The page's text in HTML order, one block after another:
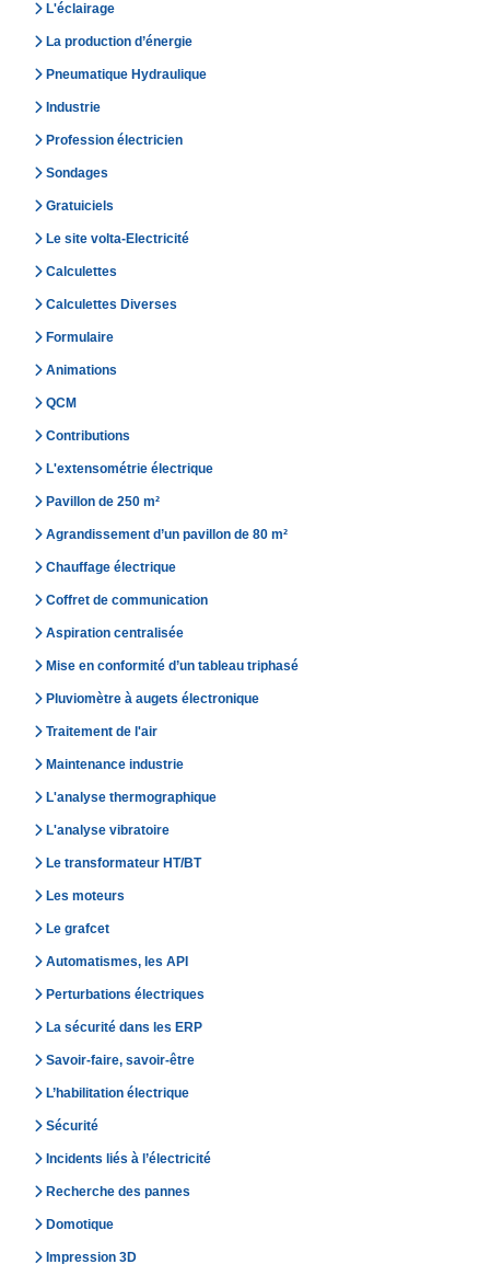
L'éclairage
La production d’énergie
Pneumatique Hydraulique
Industrie
Profession électricien
Sondages
Gratuiciels
Le site volta-Electricité
Calculettes
Calculettes Diverses
Formulaire
Animations
QCM
Contributions
L'extensométrie électrique
Pavillon de 250 m²
Agrandissement d’un pavillon de 80 m²
Chauffage électrique
Coffret de communication
Aspiration centralisée
Mise en conformité d’un tableau triphasé
Pluviomètre à augets électronique
Traitement de l'air
Maintenance industrie
L'analyse thermographique
L'analyse vibratoire
Le transformateur HT/BT
Les moteurs
Le grafcet
Automatismes, les API
Perturbations électriques
La sécurité dans les ERP
Savoir-faire, savoir-être
L’habilitation électrique
Sécurité
Incidents liés à l’électricité
Recherche des pannes
Domotique
Impression 3D